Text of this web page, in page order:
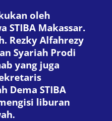
oleh
STIBA Makassar.
Rezky Alfahrezy
Syariah Prodi
yang juga
Dema STIBA
liburan